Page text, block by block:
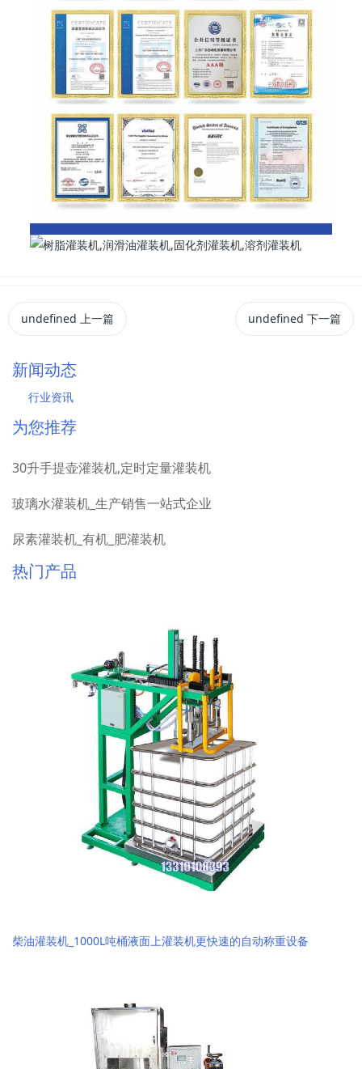
undefined 上一篇 undefined 下一篇
新闻动态
行业资讯
为您推荐
30升手提壶灌装机,定时定量灌装机
玻璃水灌装机_生产销售一站式企业
尿素灌装机_有机_肥灌装机
热门产品
柴油灌装机_1000L吨桶液面上灌装机更快速的自动称重设备